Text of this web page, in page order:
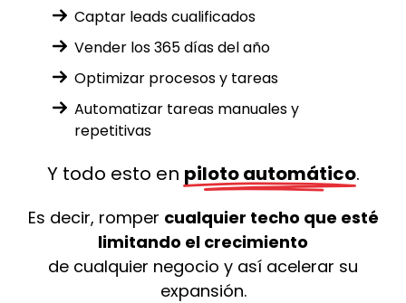
Captar leads cualificados
Vender los 365 días del año
Optimizar procesos y tareas
Automatizar tareas manuales y
repetitivas
Y todo esto en piloto automático.
Es decir, romper cualquier techo que esté
limitando el crecimiento
de cualquier negocio y así acelerar su
expansión.